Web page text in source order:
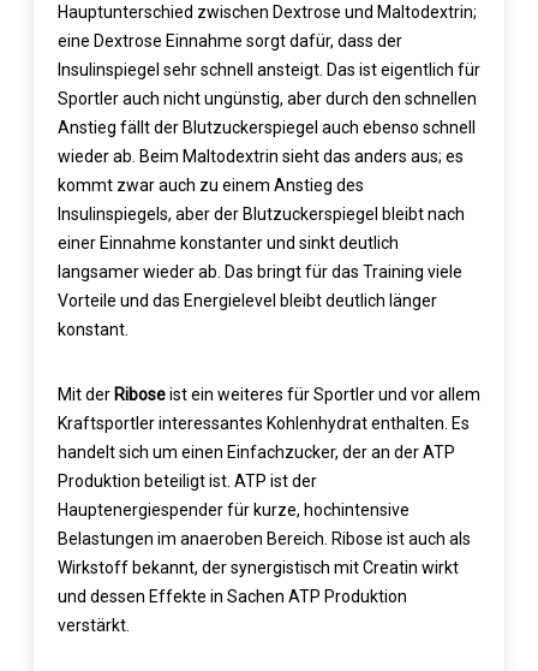
Hauptunterschied zwischen Dextrose und Maltodextrin;
eine Dextrose Einnahme sorgt dafür, dass der
Insulinspiegel sehr schnell ansteigt. Das ist eigentlich für
Sportler auch nicht ungünstig, aber durch den schnellen
Anstieg fällt der Blutzuckerspiegel auch ebenso schnell
wieder ab. Beim Maltodextrin sieht das anders aus; es
kommt zwar auch zu einem Anstieg des
Insulinspiegels, aber der Blutzuckerspiegel bleibt nach
einer Einnahme konstanter und sinkt deutlich
langsamer wieder ab. Das bringt für das Training viele
Vorteile und das Energielevel bleibt deutlich länger
konstant.
Mit der Riboseist ein weiteres für Sportler und vor allem
Kraftsportler interessantes Kohlenhydrat enthalten. Es
handelt sich um einen Einfachzucker, der an der ATP
Produktion beteiligt ist. ATP ist der
Hauptenergiespender für kurze, hochintensive
Belastungen im anaeroben Bereich. Ribose ist auch als
Wirkstoff bekannt, der synergistisch mit Creatin wirkt
und dessen Effekte in Sachen ATP Produktion
verstärkt.